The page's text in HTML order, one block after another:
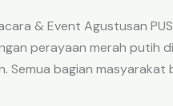
& Event Agustusan
perayaan merah putih
bagian